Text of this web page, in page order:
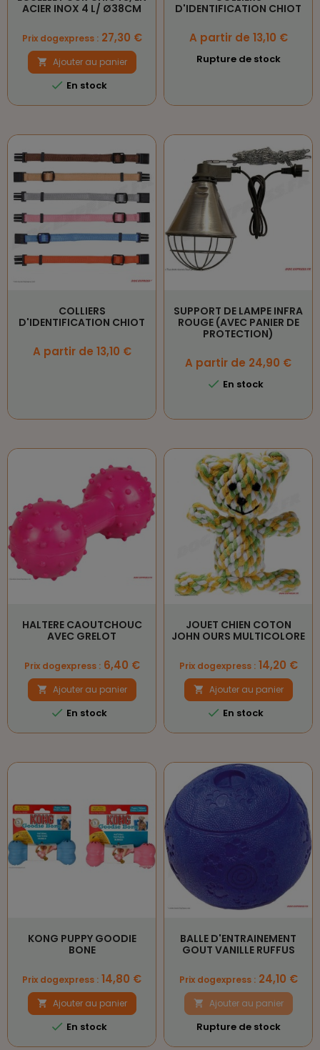
ACIER INOX 4 L/ Ø38CM
Prix
Prix dogexpress :27,30 €
 Ajouter au panier
 En stock
D'IDENTIFICATION CHIOT
Prix
A partir de 13,10 €
Rupture de stock
COLLIERS
D'IDENTIFICATION CHIOT
Prix
A partir de 13,10 €
SUPPORT DE LAMPE INFRA
ROUGE (AVEC PANIER DE
PROTECTION)
Prix
A partir de 24,90 €
 En stock
HALTERE CAOUTCHOUC
AVEC GRELOT
Prix
Prix dogexpress :6,40 €
 Ajouter au panier
 En stock
JOUET CHIEN COTON
JOHN OURS MULTICOLORE
Prix
Prix dogexpress :14,20 €
 Ajouter au panier
 En stock
KONG PUPPY GOODIE
BONE
Prix
Prix dogexpress : 14,80 €
 Ajouter au panier
 En stock
BALLE D'ENTRAINEMENT
GOUT VANILLE RUFFUS
Prix
Prix dogexpress :24,10 €
 Ajouter au panier
Rupture de stock